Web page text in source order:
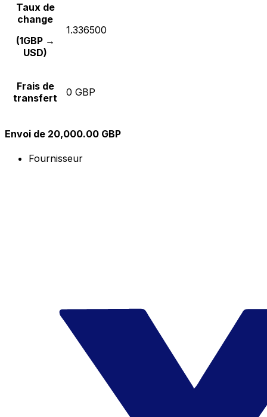
Taux de
change
(1GBP →
USD)
1.336500
Frais de
transfert
0 GBP
Envoi de 20,000.00 GBP
Fournisseur